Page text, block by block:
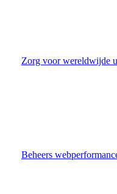
Zorg voor wereldwijde
Beheers